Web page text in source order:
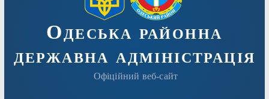
Одеська районна
державна адміністрація
Офіційний веб-сайт